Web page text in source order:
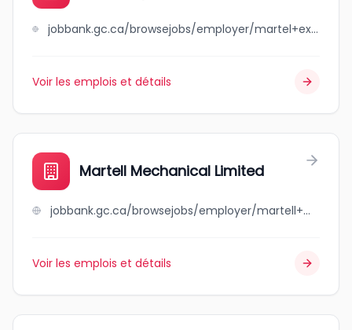
jobbank.gc.ca/browsejobs/employer/martel+express+%28trois-rivi%C3%A8res%29+lt%C3%A9e/ca
Voir les emplois et détails
Martell Mechanical Limited
jobbank.gc.ca/browsejobs/employer/martell+mechanical+limited/ca
Voir les emplois et détails